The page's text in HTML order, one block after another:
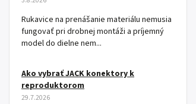
Rukavice na prenášanie materiálu nemusia
fungovať pri drobnej montáži a príjemný
model do dielne nem...
Ako vybrať JACK konektory k
reproduktorom
29.7.2026